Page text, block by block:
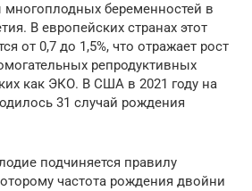
многоплодных беременностей в
В европейских странах этот
от 0,7 до 1,5%, что отражает рост
репродуктивных
как ЭКО. В США в 2021 году на
31 случай рождения
подчиняется правилу
частота рождения двойни